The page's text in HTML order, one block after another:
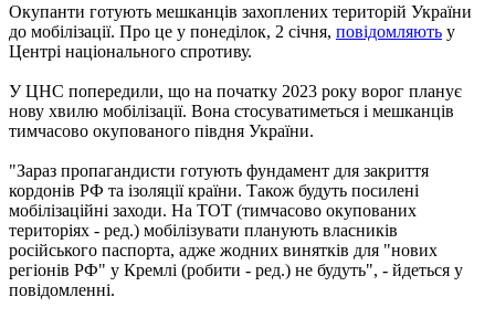
Окупанти готують мешканців захоплених територій України
до мобілізації. Про це у понеділок, 2 січня, повідомляють у
Центрі національного спротиву.
У ЦНС попередили, що на початку 2023 року ворог планує
нову хвилю мобілізації. Вона стосуватиметься і мешканців
тимчасово окупованого півдня України.
"Зараз пропагандисти готують фундамент для закриття
кордонів РФ та ізоляції країни. Також будуть посилені
мобілізаційні заходи. На ТОТ (тимчасово окупованих
територіях - ред.) мобілізувати планують власників
російського паспорта, адже жодних винятків для "нових
регіонів РФ" у Кремлі (робити - ред.) не будуть", - йдеться у
повідомленні.